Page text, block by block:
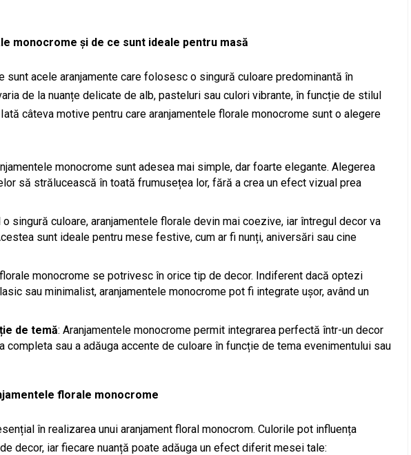
monocrome și de ce sunt ideale pentru masă
sunt acele aranjamente care folosesc o singură culoare predominantă în
de la nuanțe delicate de alb, pasteluri sau culori vibrante, în funcție de stilul
câteva motive pentru care aranjamentele florale monocrome sunt o alegere
monocrome sunt adesea mai simple, dar foarte elegante. Alegerea
să strălucească în toată frumusețea lor, fără a crea un efect vizual prea
o singură culoare, aranjamentele florale devin mai coezive, iar întregul decor va
sunt ideale pentru mese festive, cum ar fi nunți, aniversări sau cine
monocrome se potrivesc în orice tip de decor. Indiferent dacă optezi
sau minimalist, aranjamentele monocrome pot fi integrate ușor, având un
de temă: Aranjamentele monocrome permit integrarea perfectă într-un decor
completa sau a adăuga accente de culoare în funcție de tema evenimentului sau
florale monocrome
în realizarea unui aranjament floral monocrom. Culorile pot influența
decor, iar fiecare nuanță poate adăuga un efect diferit mesei tale: